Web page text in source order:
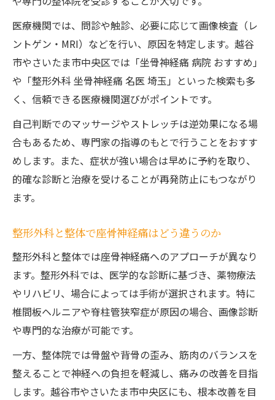
医療機関では、問診や触診、必要に応じて画像検査（レ
ントゲン・MRI）などを行い、原因を特定します。越谷
市やさいたま市中央区では「坐骨神経痛 病院 おすすめ」
や「整形外科 坐骨神経痛 名医 埼玉」といった検索も多
く、信頼できる医療機関選びがポイントです。
自己判断でのマッサージやストレッチは逆効果になる場
合もあるため、専門家の指導のもとで行うことをおすす
めします。また、症状が強い場合は早めに予約を取り、
的確な診断と治療を受けることが再発防止にもつながり
ます。
整形外科と整体で座骨神経痛はどう違うのか
整形外科と整体では座骨神経痛へのアプローチが異なり
ます。整形外科では、医学的な診断に基づき、薬物療法
やリハビリ、場合によっては手術が選択されます。特に
椎間板ヘルニアや脊柱管狭窄症が原因の場合、画像診断
や専門的な治療が可能です。
一方、整体院では骨盤や背骨の歪み、筋肉のバランスを
整えることで神経への負担を軽減し、痛みの改善を目指
します。越谷市やさいたま市中央区にも、根本改善を目